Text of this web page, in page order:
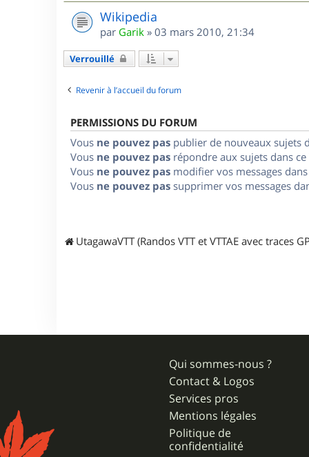
Wikipedia
par Garik » 03 mars 2010, 21:34
Verrouillé
Revenir à l’accueil du forum
PERMISSIONS DU FORUM
Vous ne pouvez pas publier de nouveaux sujets
Vous ne pouvez pas répondre aux sujets dans
Vous ne pouvez pas modifier vos messages
Vous ne pouvez pas supprimer vos messages
UtagawaVTT (Randos VTT et VTTAE avec traces
Qui sommes-nous ?
Contact & Logos
Services pros
Mentions légales
Politique de
confidentialité